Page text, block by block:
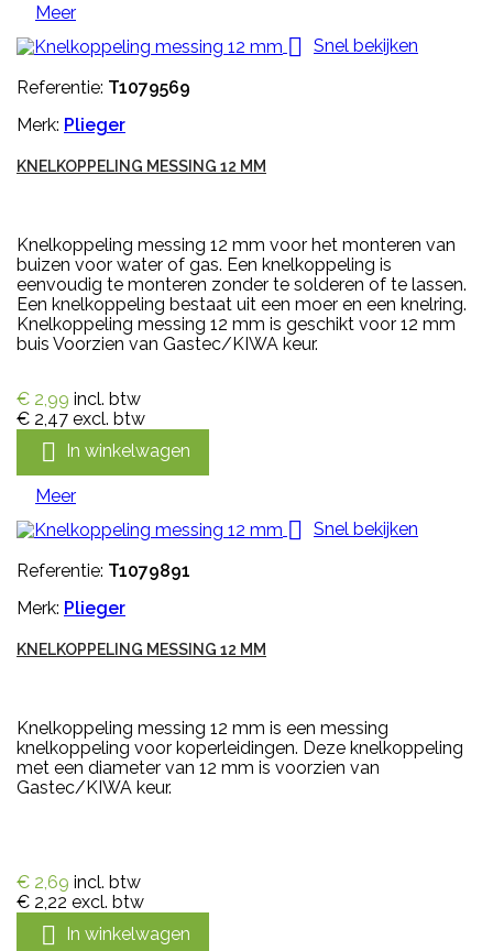
Meer
 Snel bekijken
Referentie: T1079569
Merk: Plieger
KNELKOPPELING MESSING 12 MM
Knelkoppeling messing 12 mm voor het monteren van
buizen voor water of gas. Een knelkoppeling is
eenvoudig te monteren zonder te solderen of te lassen.
Een knelkoppeling bestaat uit een moer en een knelring.
Knelkoppeling messing 12 mm is geschikt voor 12 mm
buis Voorzien van Gastec/KIWA keur.
€ 2,99 incl. btw
€ 2,47 excl. btw
 In winkelwagen
Meer
 Snel bekijken
Referentie: T1079891
Merk: Plieger
KNELKOPPELING MESSING 12 MM
Knelkoppeling messing 12 mm is een messing
knelkoppeling voor koperleidingen. Deze knelkoppeling
met een diameter van 12 mm is voorzien van
Gastec/KIWA keur.
€ 2,69 incl. btw
€ 2,22 excl. btw
 In winkelwagen